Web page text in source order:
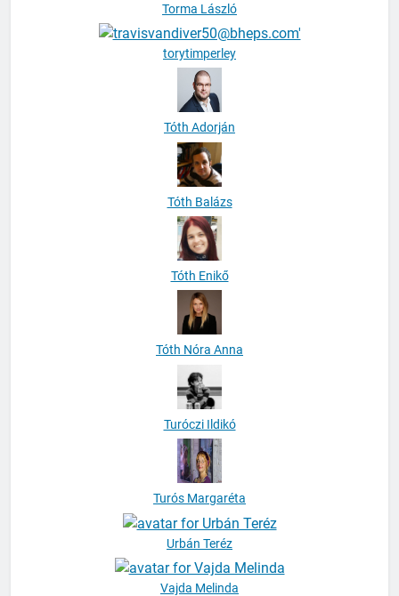
Torma László
torytimperley
Tóth Adorján
Tóth Balázs
Tóth Enikő
Tóth Nóra Anna
Turóczi Ildikó
Turós Margaréta
Urbán Teréz
Vajda Melinda